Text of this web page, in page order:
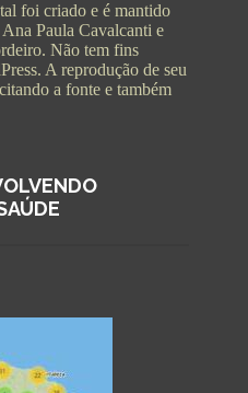
foi criado e é mantido
Paula Cavalcanti e
Não tem fins
A reprodução de seu
a fonte e também